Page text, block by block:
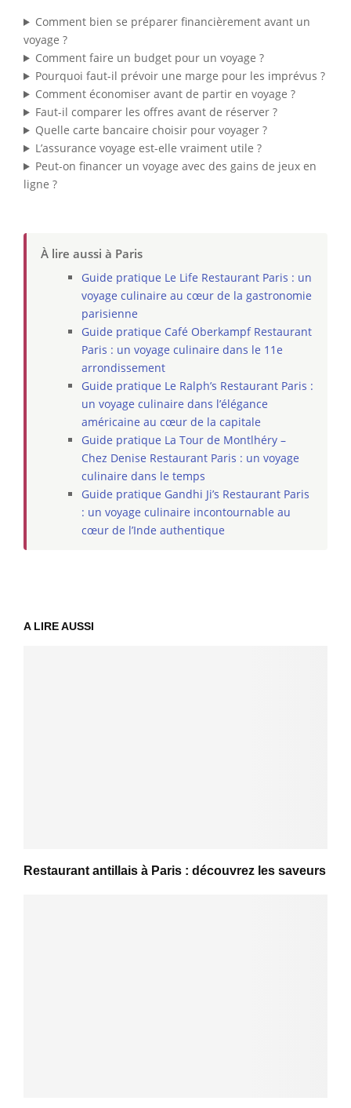
Comment bien se préparer financièrement avant un
voyage ?
Comment faire un budget pour un voyage ?
Pourquoi faut-il prévoir une marge pour les imprévus ?
Comment économiser avant de partir en voyage ?
Faut-il comparer les offres avant de réserver ?
Quelle carte bancaire choisir pour voyager ?
L’assurance voyage est-elle vraiment utile ?
Peut-on financer un voyage avec des gains de jeux en
ligne ?
À lire aussi à Paris
Guide pratique Le Life Restaurant Paris : un
voyage culinaire au cœur de la gastronomie
parisienne
Guide pratique Café Oberkampf Restaurant
Paris : un voyage culinaire dans le 11e
arrondissement
Guide pratique Le Ralph’s Restaurant Paris :
un voyage culinaire dans l’élégance
américaine au cœur de la capitale
Guide pratique La Tour de Montlhéry –
Chez Denise Restaurant Paris : un voyage
culinaire dans le temps
Guide pratique Gandhi Ji’s Restaurant Paris
: un voyage culinaire incontournable au
cœur de l’Inde authentique
A LIRE AUSSI
Restaurant antillais à Paris : découvrez les saveurs